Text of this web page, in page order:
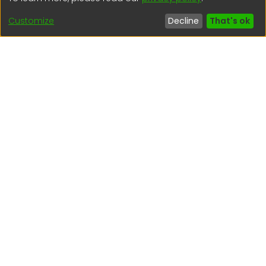
Lima - Lima - Perú
regen@igp.gob.pe
Customize
Decline That's ok